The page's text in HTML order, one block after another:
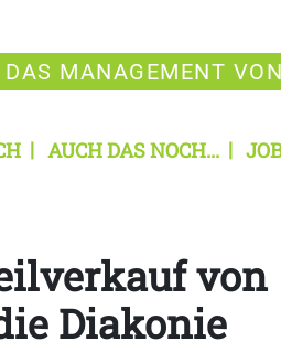
MANAGEMENT
AUCH DAS NOCH...
von
Diakonie